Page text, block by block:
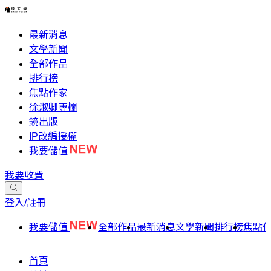
最新消息
文學新聞
全部作品
排行榜
焦點作家
徐淑卿專欄
鏡出版
IP改編授權
我要儲值
我要收費
登入/註冊
我要儲值 全部作品最新消息文學新聞排行榜焦點
首頁